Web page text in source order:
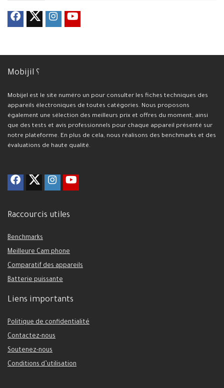
Mobijil ؟
Mobijel est le site numéro un pour consulter les fiches techniques des
appareils électroniques de toutes catégories. Nous proposons
également une sélection des meilleurs prix et offres du moment, ainsi
que des tests et avis professionnels pour chaque appareil présenté sur
notre plateforme. En plus de cela, nous réalisons des benchmarks et des
évaluations de haute qualité.
Raccourcis utiles
Benchmarks
Meilleure Cam phone
Comparatif des appareils
Batterie puissante
Liens importants
Politique de confidentialité
Contactez-nous
Soutenez-nous
Conditions d’utilisation